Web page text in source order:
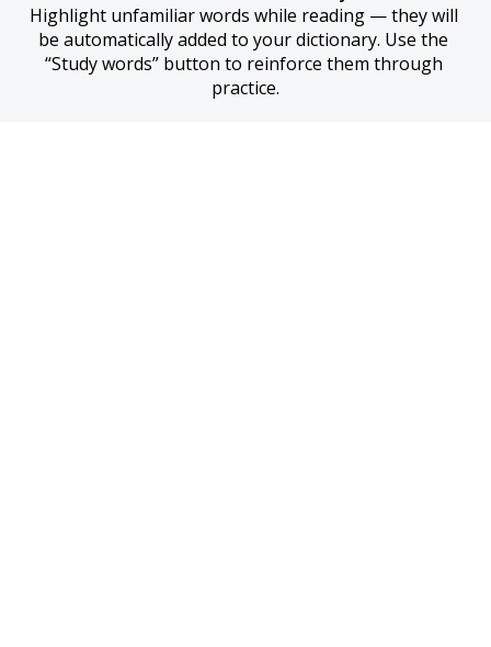
Highlight unfamiliar words while reading — they will
be automatically added to your dictionary. Use the
“Study words” button to reinforce them through
practice.